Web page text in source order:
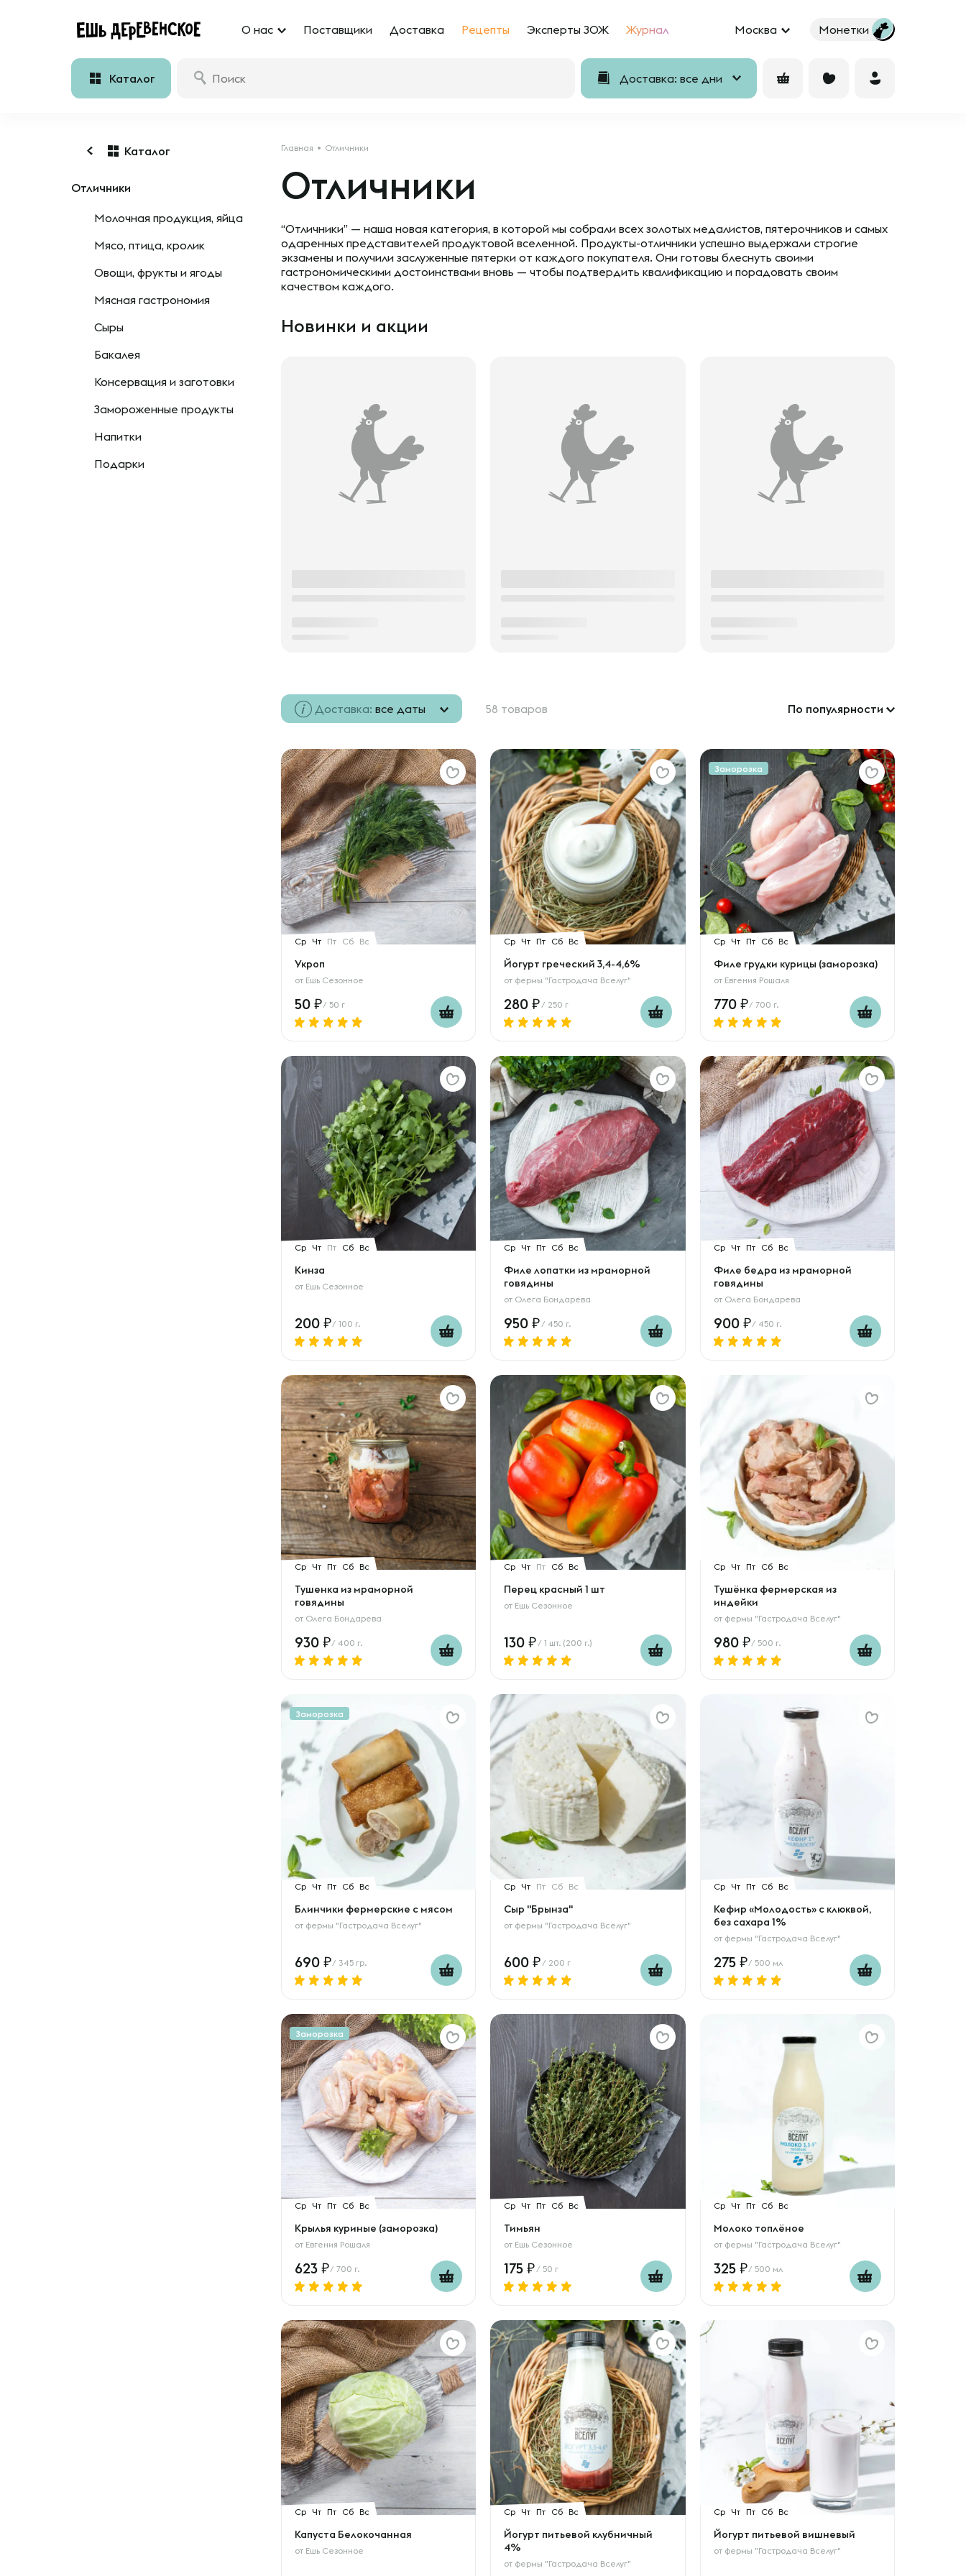
О нас Поставщики Доставка Рецепты Эксперты ЗОЖ Журнал Москва Монетки
Каталог Доставка: все дни
Каталог
Отличники
Молочная продукция, яйца
Мясо, птица, кролик
Овощи, фрукты и ягоды
Мясная гастрономия
Сыры
Бакалея
Консервация и заготовки
Замороженные продукты
Напитки
Подарки
Главная Отличники
Отличники
“Отличники” — наша новая категория, в которой мы собрали всех золотых медалистов, пятерочников и самых
одаренных представителей продуктовой вселенной. Продукты-отличники успешно выдержали строгие
экзамены и получили заслуженные пятерки от каждого покупателя. Они готовы блеснуть своими
гастрономическими достоинствами вновь — чтобы подтвердить квалификацию и порадовать своим
качеством каждого.
Новинки и акции
Доставка: все даты 58 товаров По популярности
Ср Чт Пт Сб Вс
Укроп
от Ешь Сезонное
50 / 50 г
Ср Чт Пт Сб Вс
Йогурт греческий 3,4-4,6%
от фермы "Гастродача Вселуг"
280 / 250 г
Заморозка
Ср Чт Пт Сб Вс
Филе грудки курицы (заморозка)
от Евгения Рошаля
770 / 700 г.
Ср Чт Пт Сб Вс
Кинза
от Ешь Сезонное
200 / 100 г.
Ср Чт Пт Сб Вс
Филе лопатки из мраморной
говядины
от Олега Бондарева
950 / 450 г.
Ср Чт Пт Сб Вс
Филе бедра из мраморной
говядины
от Олега Бондарева
900 / 450 г.
Ср Чт Пт Сб Вс
Тушенка из мраморной
говядины
от Олега Бондарева
930 / 400 г.
Ср Чт Пт Сб Вс
Перец красный 1 шт
от Ешь Сезонное
130 / 1 шт. (200 г.)
Ср Чт Пт Сб Вс
Тушёнка фермерская из
индейки
от фермы "Гастродача Вселуг"
980 / 500 г.
Заморозка
Ср Чт Пт Сб Вс
Блинчики фермерские с мясом
от фермы "Гастродача Вселуг"
690 / 345 гр.
Ср Чт Пт Сб Вс
Сыр "Брынза"
от фермы "Гастродача Вселуг"
600 / 200 г
Ср Чт Пт Сб Вс
Кефир «Молодость» с клюквой,
без сахара 1%
от фермы "Гастродача Вселуг"
275 / 500 мл
Заморозка
Ср Чт Пт Сб Вс
Крылья куриные (заморозка)
от Евгения Рошаля
623 / 700 г.
Ср Чт Пт Сб Вс
Тимьян
от Ешь Сезонное
175 / 50 г
Ср Чт Пт Сб Вс
Молоко топлёное
от фермы "Гастродача Вселуг"
325 / 500 мл
Ср Чт Пт Сб Вс
Капуста Белокочанная
от Ешь Сезонное
Ср Чт Пт Сб Вс
Йогурт питьевой клубничный
4%
от фермы "Гастродача Вселуг"
Ср Чт Пт Сб Вс
Йогурт питьевой вишневый
от фермы "Гастродача Вселуг"